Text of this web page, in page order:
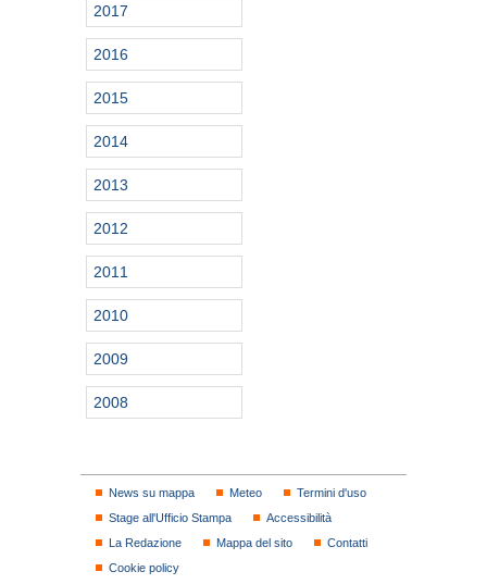
2017
2016
2015
2014
2013
2012
2011
2010
2009
2008
News su mappa Meteo
Termini d'uso
Stage all'Ufficio Stampa
Accessibilità
La Redazione
Mappa del sito
Contatti
Cookie policy